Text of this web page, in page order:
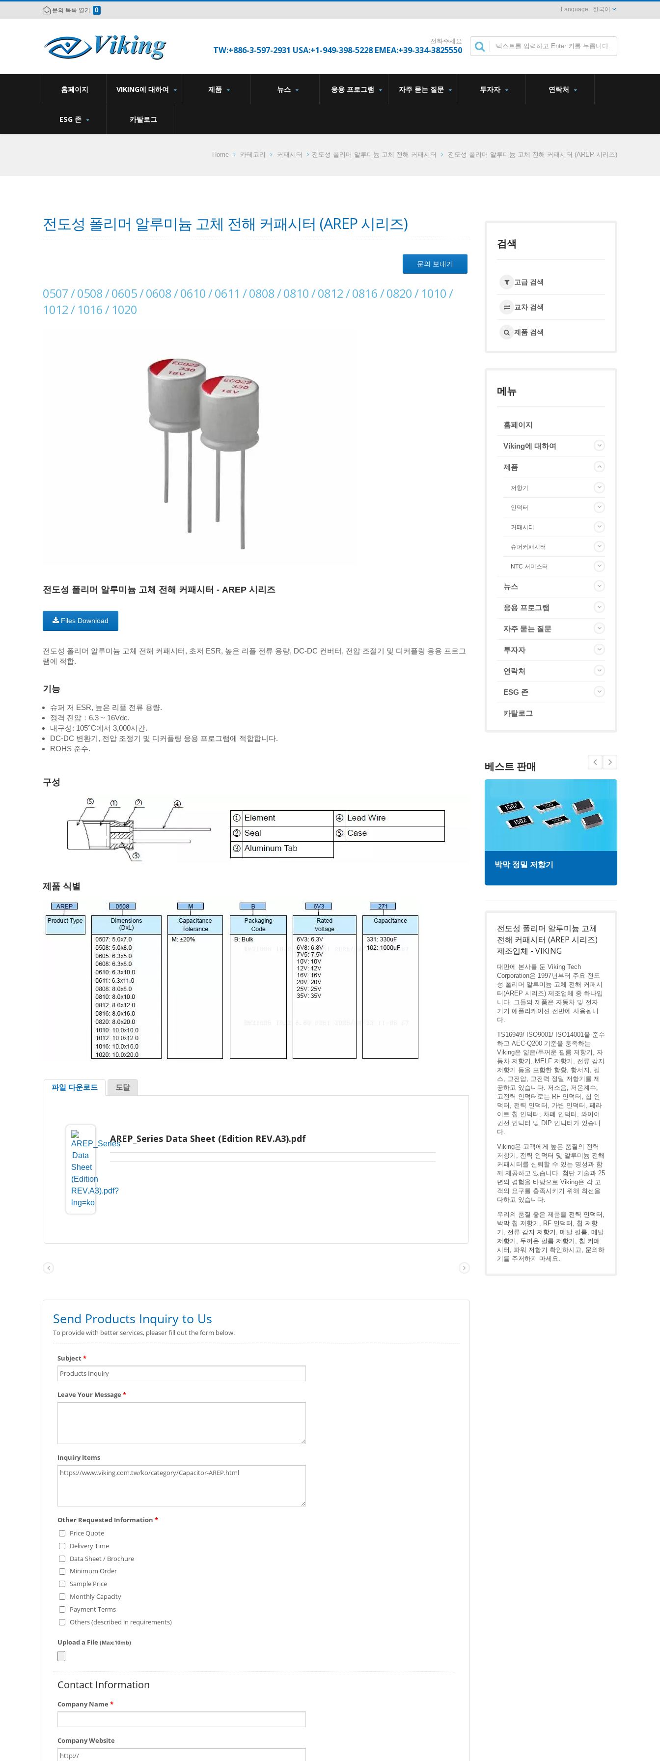
문의 목록 열기 0 한국어
전화주세요
TW:+886-3-597-2931 USA:+1-949-398-5228 EMEA:+39-334-3825550
홈페이지 VIKING에 대하여 제품 뉴스 응용 프로그램 자주 묻는 질문 투자자 연락처
ESG 존 카탈로그
Home 카테고리 커패시터 전도성 폴리머 알루미늄 고체 전해 커패시터 전도성 폴리머 알루미늄 고체 전해 커패시터 (AREP 시리즈)
전도성 폴리머 알루미늄 고체 전해 커패시터 (AREP 시리즈)
문의 보내기
0507 / 0508 / 0605 / 0608 / 0610 / 0611 / 0808 / 0810 / 0812 / 0816 / 0820 / 1010 /
1012 / 1016 / 1020
전도성 폴리머 알루미늄 고체 전해 커패시터 - AREP 시리즈
Files Download
전도성 폴리머 알루미늄 고체 전해 커패시터, 초저 ESR, 높은 리플 전류 용량, DC-DC 컨버터, 전압 조절기 및 디커플링 응용 프로그
램에 적합.
기능
슈퍼 저 ESR, 높은 리플 전류 용량.
정격 전압：6.3 ~ 16Vdc.
내구성: 105°C에서 3,000시간.
DC-DC 변환기, 전압 조정기 및 디커플링 응용 프로그램에 적합합니다.
ROHS 준수.
구성
제품 식별
파일 다운로드 도달
AREP_Series Data Sheet (Edition REV.A3).pdf
검색
고급 검색
교차 검색
제품 검색
메뉴
홈페이지
Viking에 대하여
제품
저항기
인덕터
커패시터
슈퍼커패시터
NTC 서미스터
뉴스
응용 프로그램
자주 묻는 질문
투자자
연락처
ESG 존
카탈로그
베스트 판매
박막 정밀 저항기
전도성 폴리머 알루미늄 고체
전해 커패시터 (AREP 시리즈)
제조업체 - VIKING
대만에 본사를 둔 Viking Tech
Corporation은 1997년부터 주요 전도
성 폴리머 알루미늄 고체 전해 커패시
터(AREP 시리즈) 제조업체 중 하나입
니다. 그들의 제품은 자동차 및 전자
기기 애플리케이션 전반에 사용됩니
다.
TS16949/ ISO9001/ ISO14001을 준수
하고 AEC-Q200 기준을 충족하는
Viking은 얇은/두꺼운 필름 저항기, 자
동차 저항기, MELF 저항기, 전류 감지
저항기 등을 포함한 항황, 항서지, 펄
스, 고전압, 고전력 정밀 저항기를 제
공하고 있습니다. 저소음, 저온계수,
고전력 인덕터로는 RF 인덕터, 칩 인
덕터, 전력 인덕터, 가변 인덕터, 페라
이트 칩 인덕터, 차폐 인덕터, 와이어
권선 인덕터 및 DIP 인덕터가 있습니
다.
Viking은 고객에게 높은 품질의 전력
저항기, 전력 인덕터 및 알루미늄 전해
커패시터를 신뢰할 수 있는 명성과 함
께 제공하고 있습니다. 첨단 기술과 25
년의 경험을 바탕으로 Viking은 각 고
객의 요구를 충족시키기 위해 최선을
다하고 있습니다.
우리의 품질 좋은 제품을 전력 인덕터 ,
박막 칩 저항기 , RF 인덕터 , 칩 저항
기 , 전류 감지 저항기 , 메탈 필름, 메탈
저항기 , 두꺼운 필름 저항기 , 칩 커패
시터 , 파워 저항기 확인하시고, 문의하
기 를 주저하지 마세요.